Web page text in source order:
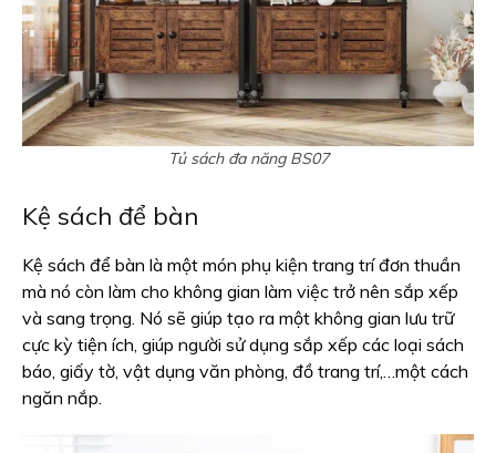
Tủ sách đa năng BS07
Kệ sách để bàn
Kệ sách để bàn là một món phụ kiện trang trí đơn thuần
mà nó còn làm cho không gian làm việc trở nên sắp xếp
và sang trọng. Nó sẽ giúp tạo ra một không gian lưu trữ
cực kỳ tiện ích, giúp người sử dụng sắp xếp các loại sách
báo, giấy tờ, vật dụng văn phòng, đồ trang trí,…một cách
ngăn nắp.